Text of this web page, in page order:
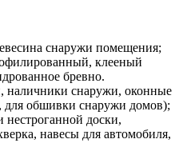
снаружи помещения;
клееный
бревно.
наличники снаружи, оконные
для обшивки снаружи домов);
нестроганной доски,
навесы для автомобиля,